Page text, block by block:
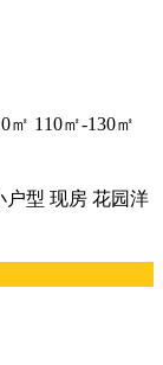
㎡ 110㎡-130㎡
户型 现房 花园洋